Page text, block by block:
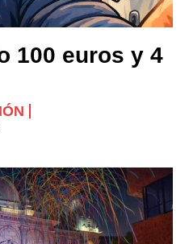
100 euros y 4